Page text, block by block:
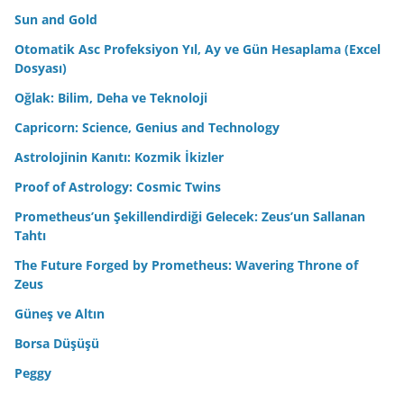
Sun and Gold
Otomatik Asc Profeksiyon Yıl, Ay ve Gün Hesaplama (Excel
Dosyası)
Oğlak: Bilim, Deha ve Teknoloji
Capricorn: Science, Genius and Technology
Astrolojinin Kanıtı: Kozmik İkizler
Proof of Astrology: Cosmic Twins
Prometheus’un Şekillendirdiği Gelecek: Zeus’un Sallanan
Tahtı
The Future Forged by Prometheus: Wavering Throne of
Zeus
Güneş ve Altın
Borsa Düşüşü
Peggy